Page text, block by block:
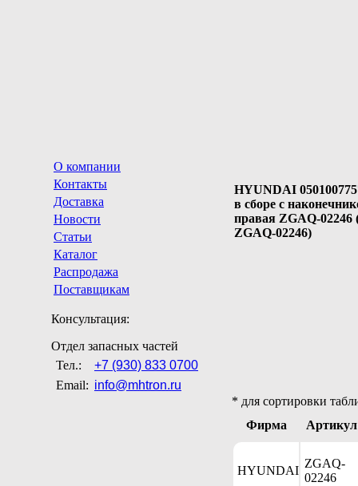
О компании
Контакты
Доставка
Новости
Статьи
Каталог
Распродажа
Поставщикам
Консультация:
Отдел запасных частей
Тел.:
+7 (930) 833 0700
Email: info@mhtron.ru
HYUNDAI
в сборе с
правая ZGAQ-02246
ZGAQ-02246)
* для сортировки
Фирма
Артикул
HYUNDAI
ZGAQ-
02246